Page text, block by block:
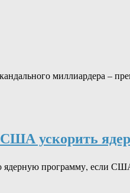
миллиардера –
ускорить
программу, если